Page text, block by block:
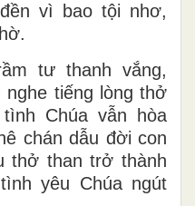
vì bao tội nhơ,
tư thanh vắng,
nghe tiếng lòng thở
Chúa vẫn hòa
chán dẫu đời con
thở than trở thành
yêu Chúa ngút